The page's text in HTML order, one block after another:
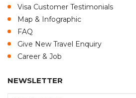
Visa Customer Testimonials
Map & Infographic
FAQ
Give New Travel Enquiry
Career & Job
NEWSLETTER